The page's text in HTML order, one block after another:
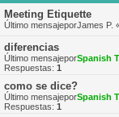
Meeting Etiquette
Último mensajeporJames P.
diferencias
Último mensajeporSpanish
Respuestas: 1
como se dice?
Último mensajeporSpanish
Respuestas: 1